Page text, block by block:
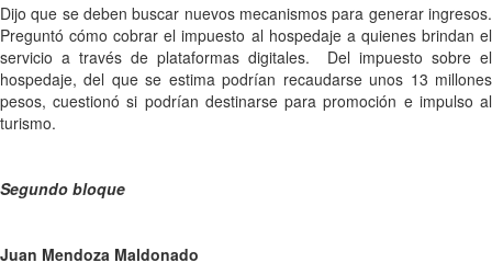
Dijo que se deben buscar nuevos mecanismos para generar ingresos.
Preguntó cómo cobrar el impuesto al hospedaje a quienes brindan el
servicio a través de plataformas digitales. Del impuesto sobre el
hospedaje, del que se estima podrían recaudarse unos 13 millones
pesos, cuestionó si podrían destinarse para promoción e impulso al
turismo.
Segundo bloque
Juan Mendoza Maldonado